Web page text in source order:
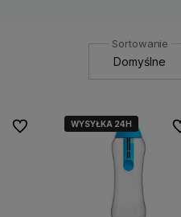
Do ulubionychWYSYŁKA 24H
WYSYŁKA 24H